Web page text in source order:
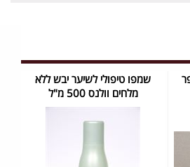
שמפו טיפולי לשיער יבש ללא
מלחים וולנס 500 מ"ל